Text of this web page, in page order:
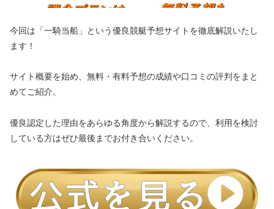
今回は「一騎当船」という優良競艇予想サイトを徹底解説いたし
ます！
サイト概要を始め、無料・有料予想の成績や口コミの評判をまと
めてご紹介。
優良認定した理由をあらゆる角度から解説するので、利用を検討
している方はぜひ最後までお付き合いください。